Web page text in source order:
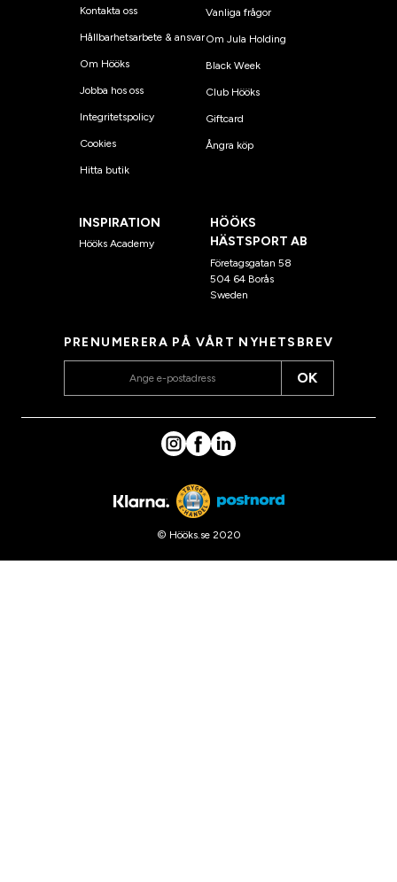
Kontakta oss
Hållbarhetsarbete & ansvar
Om Hööks
Jobba hos oss
Integritetspolicy
Cookies
Hitta butik
Vanliga frågor
Om Jula Holding
Black Week
Club Hööks
Giftcard
Ångra köp
INSPIRATION
Hööks Academy
HÖÖKS
HÄSTSPORT AB
Företagsgatan 58
504 64 Borås
Sweden
PRENUMERERA PÅ VÅRT NYHETSBREV
OK
© Hööks.se 2020